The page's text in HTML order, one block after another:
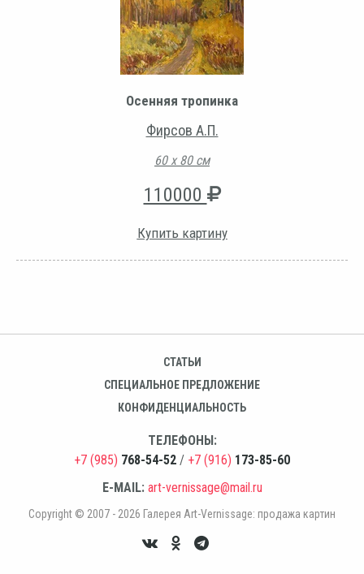
Осенняя тропинка
Фирсов А.П.
60 х 80 см
110000
Купить картину
СТАТЬИ
СПЕЦИАЛЬНОЕ ПРЕДЛОЖЕНИЕ
КОНФИДЕНЦИАЛЬНОСТЬ
ТЕЛЕФОНЫ:
+7 (985) 768-54-52 / +7 (916) 173-85-60
E-MAIL: art-vernissage@mail.ru
Copyright © 2007 - 2026 Галерея Art-Vernissage: продажа картин